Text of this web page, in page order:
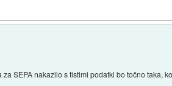
SEPA nakazilo s tistimi podatki bo točno taka,